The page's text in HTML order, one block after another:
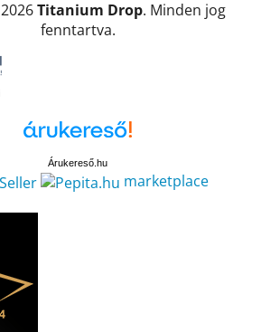
Titanium Drop. Minden jog
fenntartva.
Árukereső.hu
marketplace